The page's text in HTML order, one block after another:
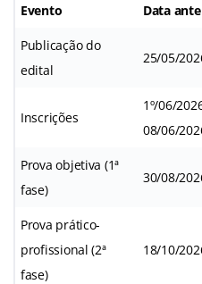
Evento Data
Publicação do
edital
25/05/
Inscrições
1º/06/
08/06/
Prova objetiva (1ª
fase)
30/08/
Prova prático-
profissional (2ª
fase)
18/10/